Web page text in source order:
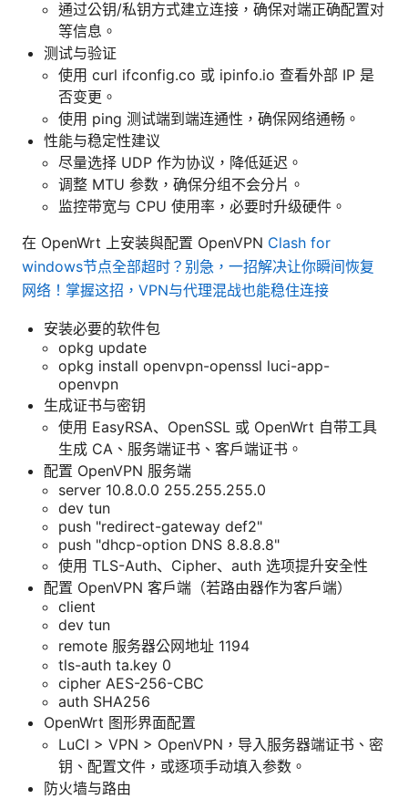
通过公钥/私钥方式建立连接，确保对端正确配置对
等信息。
测试与验证
使用 curl ifconfig.co 或 ipinfo.io 查看外部 IP 是
否变更。
使用 ping 测试端到端连通性，确保网络通畅。
性能与稳定性建议
尽量选择 UDP 作为协议，降低延迟。
调整 MTU 参数，确保分组不会分片。
监控带宽与 CPU 使用率，必要时升级硬件。
在 OpenWrt 上安装與配置 OpenVPN Clash for
windows节点全部超时？别急，一招解决让你瞬间恢复
网络！掌握这招，VPN与代理混战也能稳住连接
安装必要的软件包
opkg update
opkg install openvpn-openssl luci-app-
openvpn
生成证书与密钥
使用 EasyRSA、OpenSSL 或 OpenWrt 自带工具
生成 CA、服务端证书、客户端证书。
配置 OpenVPN 服务端
server 10.8.0.0 255.255.255.0
dev tun
push "redirect-gateway def2"
push "dhcp-option DNS 8.8.8.8"
使用 TLS-Auth、Cipher、auth 选项提升安全性
配置 OpenVPN 客户端（若路由器作为客户端）
client
dev tun
remote 服务器公网地址 1194
tls-auth ta.key 0
cipher AES-256-CBC
auth SHA256
OpenWrt 图形界面配置
LuCI > VPN > OpenVPN，导入服务器端证书、密
钥、配置文件，或逐项手动填入参数。
防火墙与路由